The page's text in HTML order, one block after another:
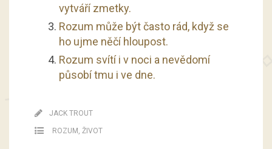
vytváří zmetky.
Rozum může být často rád, když se
ho ujme něčí hloupost.
Rozum svítí i v noci a nevědomí
působí tmu i ve dne.
JACK TROUT
ROZUM, ŽIVOT